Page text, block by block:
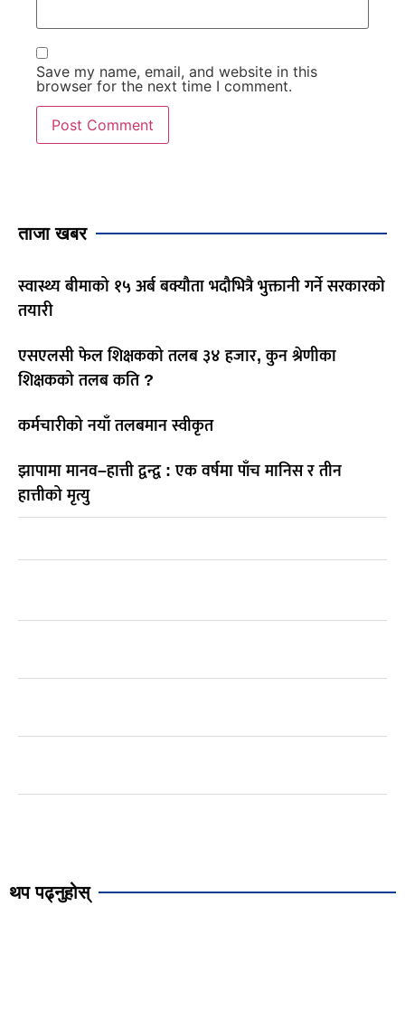
Save my name, email, and website in this
browser for the next time I comment.
ताजा खबर
स्वास्थ्य बीमाको १५ अर्ब बक्यौता भदौभित्रै भुक्तानी गर्ने सरकारको
तयारी
एसएलसी फेल शिक्षकको तलब ३४ हजार, कुन श्रेणीका
शिक्षकको तलब कति ?
कर्मचारीको नयाँ तलबमान स्वीकृत
झापामा मानव–हात्ती द्वन्द्व : एक वर्षमा पाँच मानिस र तीन
हात्तीको मृत्यु
थप पढ्नुहोस्